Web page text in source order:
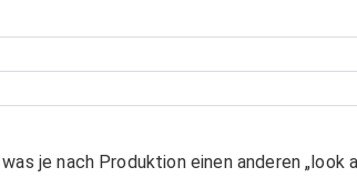
je nach Produktion einen anderen „look